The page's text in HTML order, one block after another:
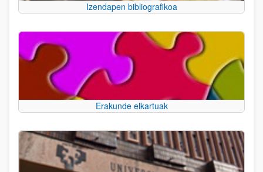
Izendapen bibliografikoa
Erakunde elkartuak